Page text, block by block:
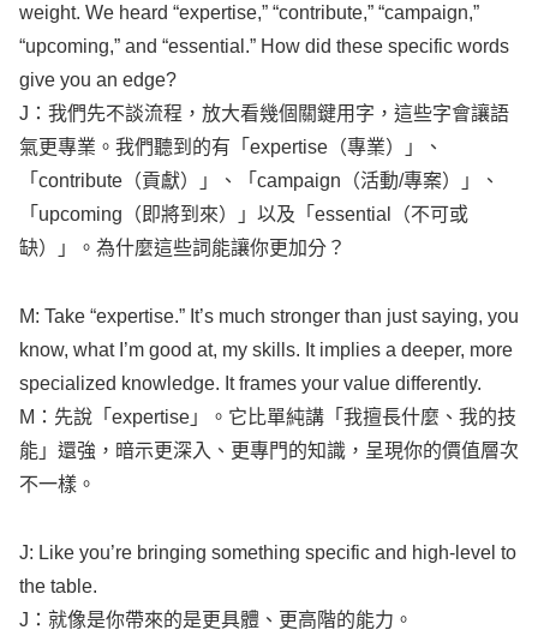
weight. We heard “expertise,” “contribute,” “campaign,”
“upcoming,” and “essential .” How did these specific words
give you an edge?
J：我們先不談流程，放大看幾個關鍵用字，這些字會讓語
氣更專業。我們聽到的有「 expertise （專業）」、
「 contribute （貢獻）」、「 campaign （活動/專案）」、
「 upcoming （即將到來）」以及「 essential
（不可或
缺）」。為什麼這些詞能讓你更加分？
M: Take “expertise.” It’s much stronger than justsaying, you
know, what I’m good at, my skills. It implies a deeper, more
specialized knowledge. Itframes your value differently.
M：先說「 expertise 」。它比單純講「我擅長什麼、我的技
能」還強，暗示更深入、更專門的知識，呈現你的價值層次
不一樣。
J: Like you’re bringing something specific and high-level to
the table.
J：就像是你帶來的是更具體、更高階的能力。